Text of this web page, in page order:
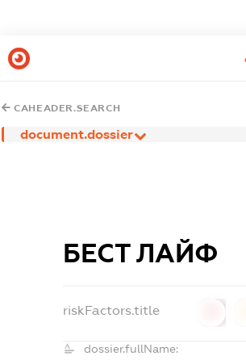
CAHEADER.SEARCH
document.dossier
БЕСТ ЛАЙФ
riskFactors.title
dossier.fullName: